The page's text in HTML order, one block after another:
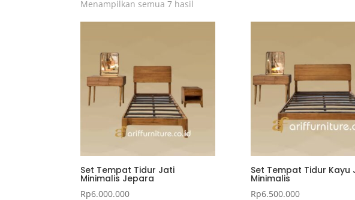
Menampilkan semua 7 hasil
Set Tempat Tidur Jati
Minimalis Jepara
Rp6.000.000
Set Tempat Tidur Kayu
Minimalis
Rp6.500.000